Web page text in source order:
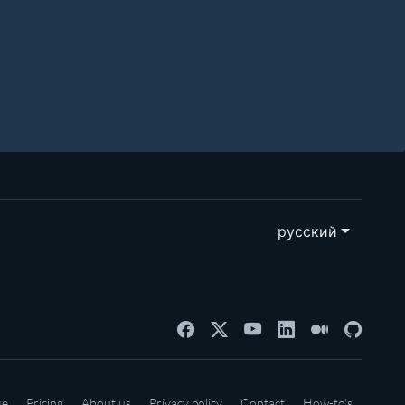
русский